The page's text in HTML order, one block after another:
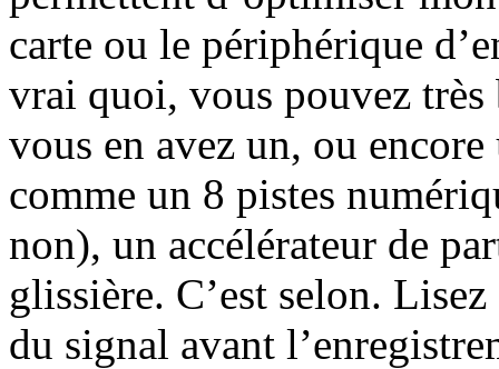
carte ou le périphérique
vrai quoi, vous pouvez
vous en avez un, ou
comme un 8 pistes
non), un accélérateur de
glissière. C’est selon.
du signal avant